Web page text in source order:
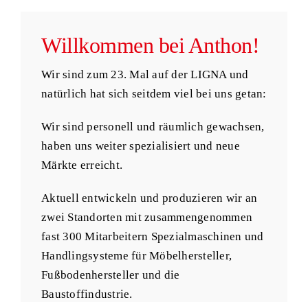
Willkommen bei Anthon!
Wir sind zum 23. Mal auf der LIGNA und
natürlich hat sich seitdem viel bei uns getan:
Wir sind personell und räumlich gewachsen,
haben uns weiter spezialisiert und neue
Märkte erreicht.
Aktuell entwickeln und produzieren wir an
zwei Standorten mit zusammengenommen
fast 300 Mitarbeitern Spezialmaschinen und
Handlingsysteme für Möbelhersteller,
Fußbodenhersteller und die
Baustoffindustrie.